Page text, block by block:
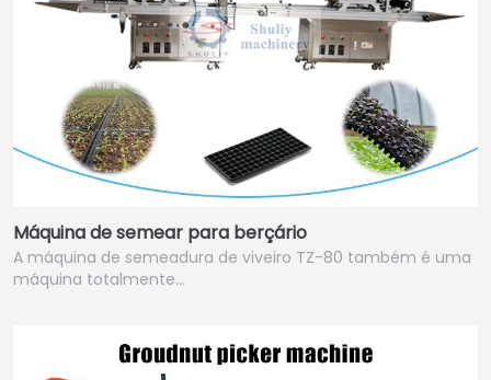
Máquina de semear para berçário
A máquina de semeadura de viveiro TZ-80 também é uma
máquina totalmente…